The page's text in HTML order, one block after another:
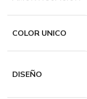
COLOR UNICO
DISEÑO